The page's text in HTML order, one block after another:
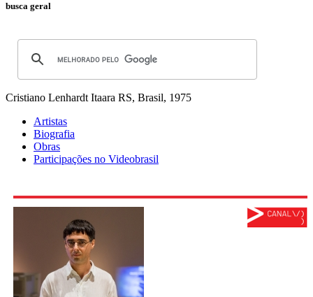
busca geral
Cristiano Lenhardt Itaara RS, Brasil, 1975
Artistas
Biografia
Obras
Participações no Videobrasil